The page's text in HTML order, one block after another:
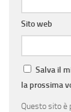
Sito web
Salva il
la prossima
Questo sito è